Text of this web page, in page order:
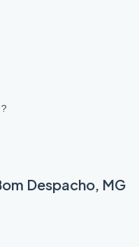
Despacho, MG